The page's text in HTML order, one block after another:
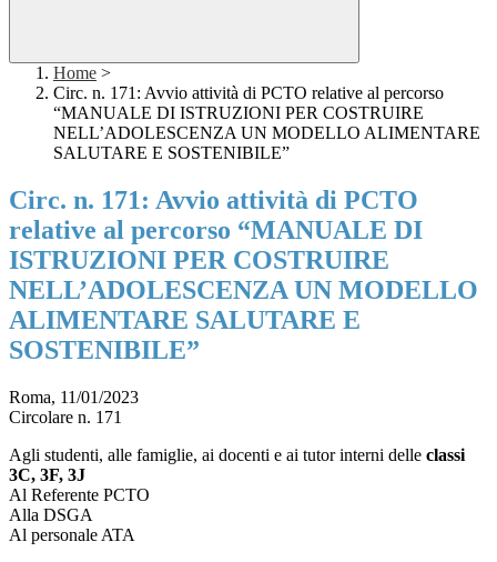
Home >
Circ. n. 171: Avvio attività di PCTO relative al percorso
“MANUALE DI ISTRUZIONI PER COSTRUIRE
NELL’ADOLESCENZA UN MODELLO ALIMENTARE
SALUTARE E SOSTENIBILE”
Circ. n. 171: Avvio attività di PCTO
relative al percorso “MANUALE DI
ISTRUZIONI PER COSTRUIRE
NELL’ADOLESCENZA UN MODELLO
ALIMENTARE SALUTARE E
SOSTENIBILE”
Roma, 11/01/2023
Circolare n. 171
Agli studenti, alle famiglie, ai docenti e ai tutor interni delle classi
3C, 3F, 3J
Al Referente PCTO
Alla DSGA
Al personale ATA